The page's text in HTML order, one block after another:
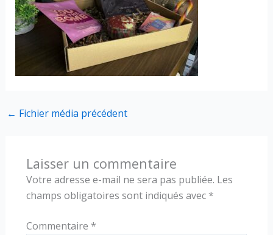
← Fichier média précédent
Laisser un commentaire
Votre adresse e-mail ne sera pas publiée. Les
champs obligatoires sont indiqués avec *
Commentaire *